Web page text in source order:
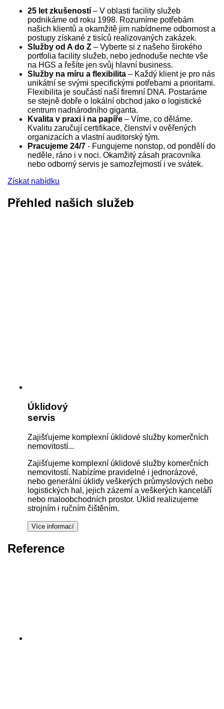
25 let zkušeností – V oblasti facility služeb
podnikáme od roku 1998. Rozumíme potřebám
našich klientů a okamžitě jim nabídneme odbornost a
postupy získané z tisíců realizovaných zakázek.
Služby od A do Z – Vyberte si z našeho širokého
portfolia facility služeb, nebo jednoduše nechte vše
na HGS a řešíte jen svůj hlavní business.
Služby na míru a flexibilita – Každý klient je pro nás
unikátní se svými specifickými potřebami a prioritami.
Flexibilita je součástí naší firemní DNA. Postaráme
se stejně dobře o lokální obchod jako o logistické
centrum nadnárodního giganta.
Kvalita v praxi i na papíře – Víme, co děláme.
Kvalitu zaručují certifikace, členství v ověřených
organizacích a vlastní auditorský tým.
Pracujeme 24/7 - Fungujeme nonstop, od pondělí do
neděle, ráno i v noci. Okamžitý zásah pracovníka
nebo odborný servis je samozřejmostí i ve svátek.
Získat nabídku
Přehled našich služeb
Úklidový
servis
Zajišťujeme komplexní úklidové služby komerčních
nemovitostí...
Zajišťujeme komplexní úklidové služby komerčních
nemovitostí. Nabízíme pravidelné i jednorázové,
nebo generální úklidy veškerých průmyslových nebo
logistických hal, jejich zázemí a veškerých kanceláří
nebo maloobchodních prostor. Úklid realizujeme
strojním i ručním čištěním.
Reference